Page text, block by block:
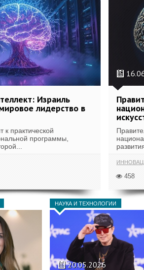
Израиль
лидерство в
к практической
программы,
458
НАУКА И ТЕХНОЛОГИИ
20.05.2026